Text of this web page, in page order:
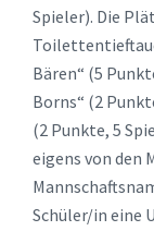
Spieler). Die
Bären“ (5
Borns“ (2
(2 Punkte, 5
eigens von den
Schüler/in eine